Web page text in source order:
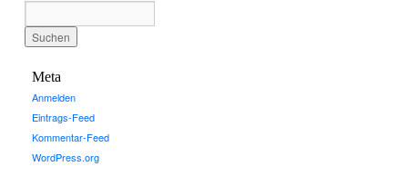
Meta
Anmelden
Eintrags-Feed
Kommentar-Feed
WordPress.org